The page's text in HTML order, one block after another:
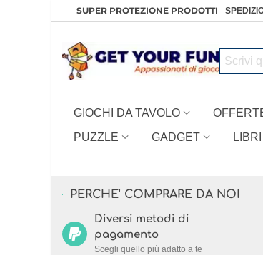
SUPER PROTEZIONE PRODOTTI -
GIOCHI DA TAVOLO
PUZZLE
GADGET
PERCHE' COMPRARE DA NOI
Diversi metodi di
pagamento
Scegli quello più adatto a te